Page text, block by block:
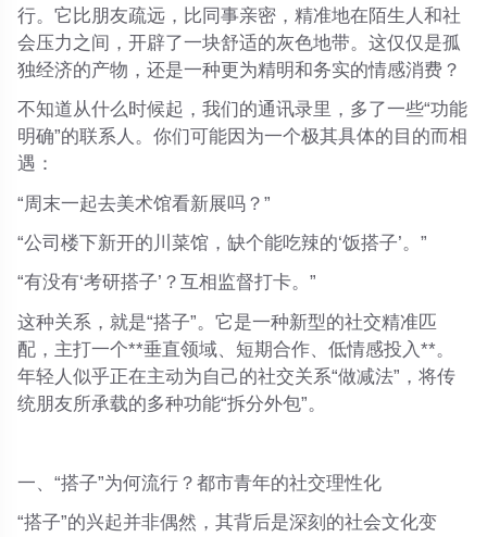
行。它比朋友疏远，比同事亲密，精准地在陌生人和社
会压力之间，开辟了一块舒适的灰色地带。这仅仅是孤
独经济的产物，还是一种更为精明和务实的情感消费？
不知道从什么时候起，我们的通讯录里，多了一些“功能
明确”的联系人。你们可能因为一个极其具体的目的而相
遇：
“周末一起去美术馆看新展吗？”
“公司楼下新开的川菜馆，缺个能吃辣的‘饭搭子’。”
“有没有‘考研搭子’？互相监督打卡。”
这种关系，就是“搭子”。它是一种新型的社交精准匹
配，主打一个**垂直领域、短期合作、低情感投入**。
年轻人似乎正在主动为自己的社交关系“做减法”，将传
统朋友所承载的多种功能“拆分外包”。
一、“搭子”为何流行？都市青年的社交理性化
“搭子”的兴起并非偶然，其背后是深刻的社会文化变